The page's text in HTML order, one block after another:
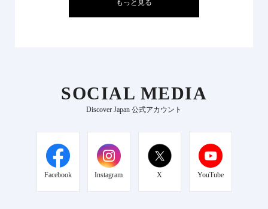
もっと見る
SOCIAL MEDIA
Discover Japan 公式アカウント
Facebook Instagram X YouTube